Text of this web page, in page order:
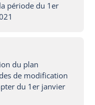
période du 1er
du plan
de modification
du 1er janvier